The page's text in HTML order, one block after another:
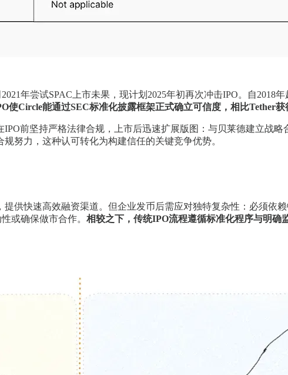
年尝试SPAC上市未果，现计划2025年初再次冲击IPO。自2018
使Circle能通过SEC标准化披露框架正式确立可信度，相比Tether
IPO前坚持严格法律合规，上市后迅速扩展版图：与贝莱德建立战
努力，这种认可转化为构建信任的关键竞争优势。
提供快速高效融资渠道。但企业发币后需应对独特复杂性：必须依
或确保做市合作。 相较之下，传统IPO流程遵循标准化程序与明确